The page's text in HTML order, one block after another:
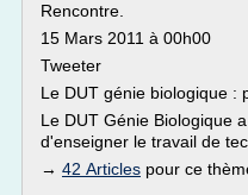
Rencontre.
15 Mars 2011 à 00h00
Tweeter
Le DUT génie biologique :
Le DUT Génie Biologique
d'enseigner le travail de
→ 42 Articles pour ce